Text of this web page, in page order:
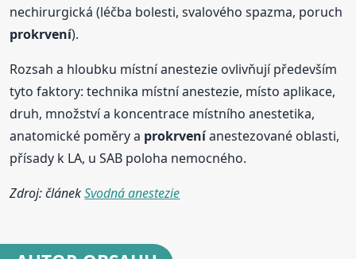
nechirurgická (léčba bolesti, svalového spazma, poruch
prokrvení).
Rozsah a hloubku místní anestezie ovlivňují především
tyto faktory: technika místní anestezie, místo aplikace,
druh, množství a koncentrace místního anestetika,
anatomické poměry a prokrveníanestezované oblasti,
přísady k LA, u SAB poloha nemocného.
Zdroj: článekSvodná anestezie